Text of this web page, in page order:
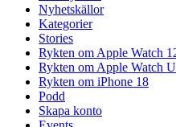
Nyhetskällor
Kategorier
Stories
Rykten om Apple Watch
Rykten om Apple Watch
Rykten om iPhone 18
Podd
Skapa konto